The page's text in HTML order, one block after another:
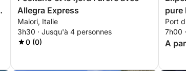
Allegra Express
Maiori, Italie
3h30 · Jusqu'à 4 personnes
0 (0)
pure
Port
7h00
A